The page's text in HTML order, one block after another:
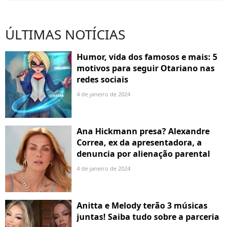
ÚLTIMAS NOTÍCIAS
Humor, vida dos famosos e mais: 5
motivos para seguir Otariano nas
redes sociais
4 de janeiro de 2024
Ana Hickmann presa? Alexandre
Correa, ex da apresentadora, a
denuncia por alienação parental
4 de janeiro de 2024
Anitta e Melody terão 3 músicas
juntas! Saiba tudo sobre a parceria